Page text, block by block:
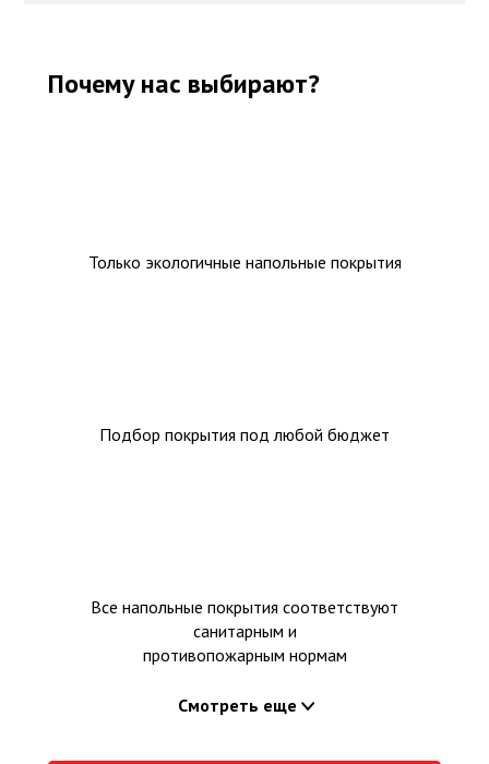
Почему нас выбирают?
Только экологичные напольные покрытия
Подбор покрытия под любой бюджет
Все напольные покрытия соответствуют
санитарным и
противопожарным нормам
Смотреть еще